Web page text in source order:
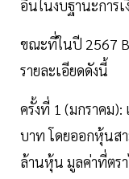
อื่นในงบฐานะการเ
ขณะที่ในปี 2567
รายละเอียดดังนี้
ครั้งที่ 1 (มกราคม
บาท โดยออกหุ้นส
ล้านหุ้น มูลค่าที่ตร